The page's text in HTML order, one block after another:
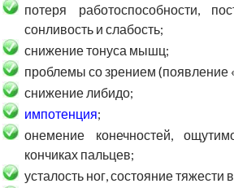
потеря работоспособности,
сонливость и слабость;
снижение тонуса мышц;
проблемы со зрением (появление
снижение либидо;
импотенция;
онемение конечностей,
кончиках пальцев;
усталость ног, состояние тяжести